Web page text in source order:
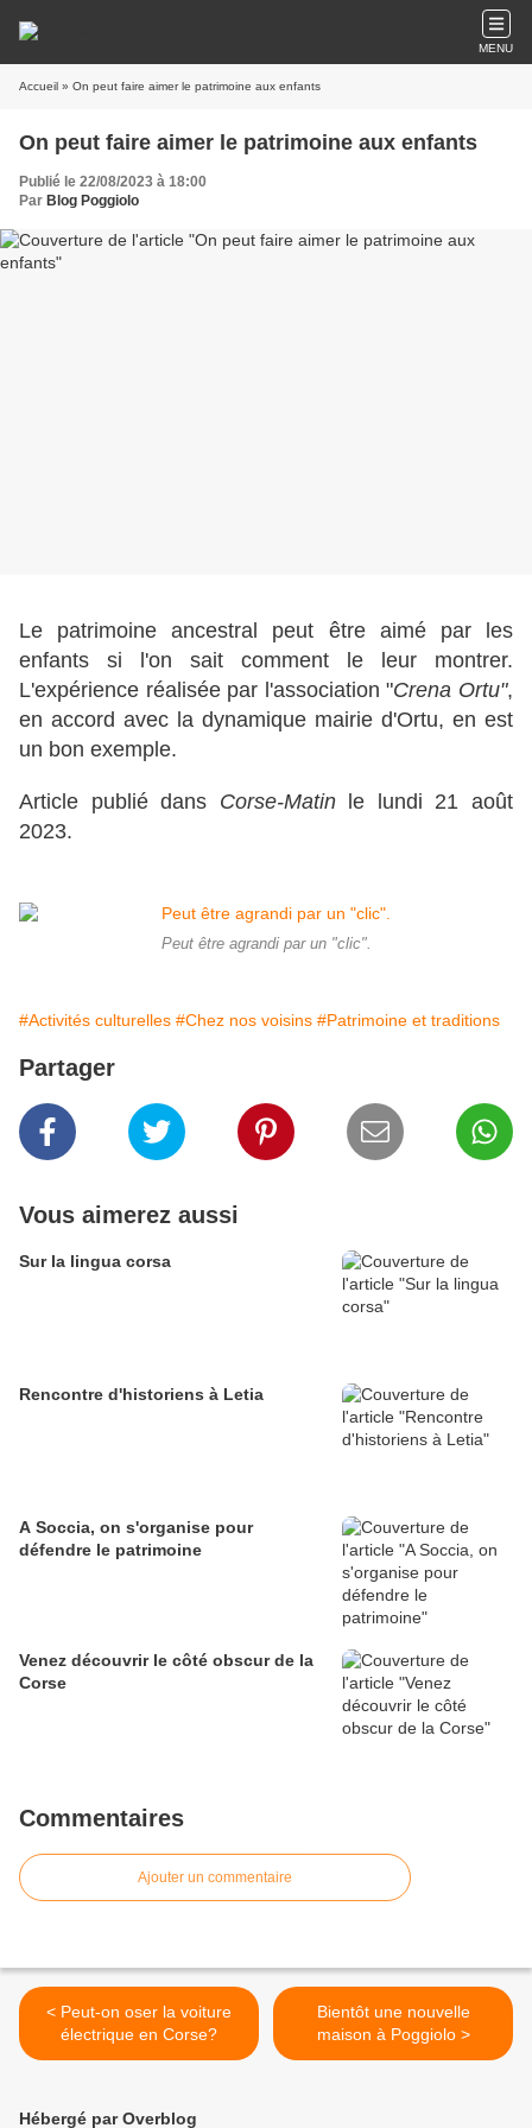
MENU
Accueil » On peut faire aimer le patrimoine aux enfants
On peut faire aimer le patrimoine aux enfants
Publié le 22/08/2023 à 18:00
Par Blog Poggiolo
Le patrimoine ancestral peut être aimé par les
enfants si l'on sait comment le leur montrer.
L'expérience réalisée par l'association "Crena Ortu",
en accord avec la dynamique mairie d'Ortu, en est
un bon exemple.
Article publié dans Corse-Matinle lundi 21 août
2023.
Peut être agrandi par un "clic".
#Activités culturelles #Chez nos voisins #Patrimoine et traditions
Partager
Vous aimerez aussi
Sur la lingua corsa
Rencontre d'historiens à Letia
A Soccia, on s'organise pour
défendre le patrimoine
Venez découvrir le côté obscur de la
Corse
Commentaires
Ajouter un commentaire
< Peut-on oser la voiture
électrique en Corse?
Bientôt une nouvelle
maison à Poggiolo >
Hébergé par Overblog